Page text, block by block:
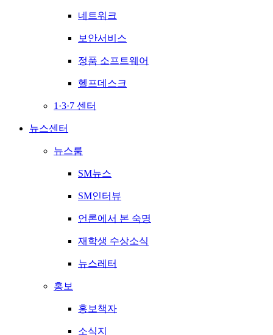
네트워크
보안서비스
정품 소프트웨어
헬프데스크
1·3·7 센터
뉴스센터
뉴스룸
SM뉴스
SM인터뷰
언론에서 본 숙명
재학생 수상소식
뉴스레터
홍보
홍보책자
소식지